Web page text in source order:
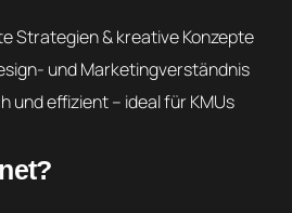
Strategien & kreative Konzepte
und Marketingverständnis
und effizient – ideal für KMUs